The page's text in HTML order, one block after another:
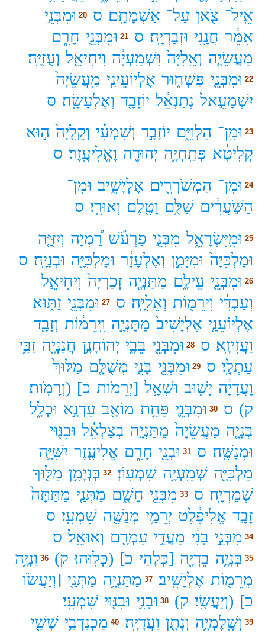
אֵֽיל־ צֹ֖אן עַל־ אַשְׁמָתָֽם׃ ס 20 וּמִבְּנֵ֣י
אִמֵּ֔ר חֲנָ֖נִי וּזְבַדְיָֽה׃ ס 21 וּמִבְּנֵ֖י חָרִ֑ם
מַעֲשֵׂיָ֤ה וְאֵֽלִיָּה֙ וּֽשְׁמַֽעְיָ֔ה וִיחִיאֵ֖ל וְעֻזִיָּֽה׃
22 וּמִבְּנֵ֖י פַּשְׁח֑וּר אֶלְיוֹעֵינַ֤י מַֽעֲשֵׂיָה֙
יִשְׁמָעֵ֣אל נְתַנְאֵ֔ל יוֹזָבָ֖ד וְאֶלְעָשָֽׂה׃ ס
23 וּמִֽן־ הַלְוִיִּ֑ם יוֹזָבָ֣ד וְשִׁמְעִ֗י וְקֵֽלָיָה֙ ה֣וּא
קְלִיטָ֔א פְּתַֽחְיָ֥ה יְהוּדָ֖ה וֶאֱלִיעֶֽזֶר׃ ס
24 וּמִן־ הַמְשֹׁרְרִ֖ים אֶלְיָשִׁ֑יב וּמִן־
הַשֹּׁ֣עֲרִ֔ים שַׁלֻּ֥ם וָטֶ֖לֶם וְאוּרִֽי׃ ס
25 וּמִֽיִּשְׂרָאֵ֑ל מִבְּנֵ֣י פַרְעֹ֡שׁ רַ֠מְיָה וְיִזִּיָּ֤ה
וּמַלְכִּיָּה֙ וּמִיָּמִ֣ן וְאֶלְעָזָ֔ר וּמַלְכִּיָּ֖ה וּבְנָיָֽה׃ ס
26 וּמִבְּנֵ֖י עֵילָ֑ם מַתַּנְיָ֤ה זְכַרְיָה֙ וִיחִיאֵ֣ל
וְעַבְדִּ֔י וִירֵמ֖וֹת וְאֵלִיָּֽה׃ ס 27 וּמִבְּנֵ֖י זַתּ֑וּא
אֶלְיוֹעֵנַ֤י אֶלְיָשִׁיב֙ מַתַּנְיָ֣ה וִֽירֵמ֔וֹת וְזָבָ֖ד
וַעֲזִיזָֽא׃ ס 28 וּמִבְּנֵ֖י בֵּבָ֑י יְהוֹחָנָ֥ן חֲנַנְיָ֖ה זַבַּ֥י
עַתְלָֽי׃ ס 29 וּמִבְּנֵ֖י בָּנִ֑י מְשֻׁלָּ֤ם מַלּוּךְ֙
וַעֲדָיָ֔ה יָשׁ֖וּב וּשְׁאָ֥ל [יְרֵמֹות כ] (וְרָמֹֽות׃
ק) ס 30 וּמִבְּנֵ֛י פַּחַ֥ת מוֹאָ֖ב עַדְנָ֣א וּכְלָ֑ל
בְּנָיָ֤ה מַעֲשֵׂיָה֙ מַתַּנְיָ֣ה בְצַלְאֵ֔ל וּבִנּ֖וּי
וּמְנַשֶּֽׁה׃ ס 31 וּבְנֵ֖י חָרִ֑ם אֱלִיעֶ֧זֶר יִשִּׁיָּ֛ה
מַלְכִּיָּ֖ה שְׁמַֽעְיָ֥ה שִׁמְעֽוֹן׃ 32 בְּנְיָמִ֥ן מַלּ֖וּךְ
שְׁמַרְיָֽה׃ ס 33 מִבְּנֵ֖י חָשֻׁ֑ם מַתְּנַ֤י מַתַּתָּה֙
זָבָ֣ד אֱלִיפֶ֔לֶט יְרֵמַ֥י מְנַשֶּׁ֖ה שִׁמְעִֽי׃ ס
34 מִבְּנֵ֣י בָנִ֔י מַעֲדַ֥י עַמְרָ֖ם וְאוּאֵֽל׃ ס
35 בְּנָיָ֥ה בֵדְיָ֖ה [כְּלָהַי כ] (כְּלֽוּהוּ׃ ק) 36 וַנְיָ֥ה
מְרֵמ֖וֹת אֶלְיָשִֽׁיב׃ 37 מַתַּנְיָ֥ה מַתְּנַ֖י [וְיַעֲשֹׂו
כ] (וְיַעֲשָֽׂי׃ ק) 38 וּבָנִ֥י וּבִנּ֖וּי שִׁמְעִֽי׃
39 וְשֶֽׁלֶמְיָ֥ה וְנָתָ֖ן וַעֲדָיָֽה׃ 40 מַכְנַדְבַ֥י שָׁשַׁ֖י